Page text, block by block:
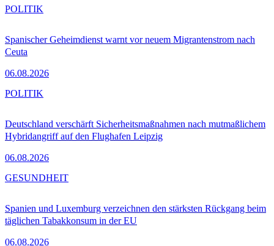
Spanischer Geheimdienst warnt vor neuem Migrantenstrom nach
Ceuta
06.08.2026
POLITIK
Deutschland verschärft Sicherheitsmaßnahmen nach mutmaßlichem
Hybridangriff auf den Flughafen Leipzig
06.08.2026
POLITIK
Spanien und Luxemburg verzeichnen den stärksten Rückgang beim
täglichen Tabakkonsum in der EU
06.08.2026
GESUNDHEIT